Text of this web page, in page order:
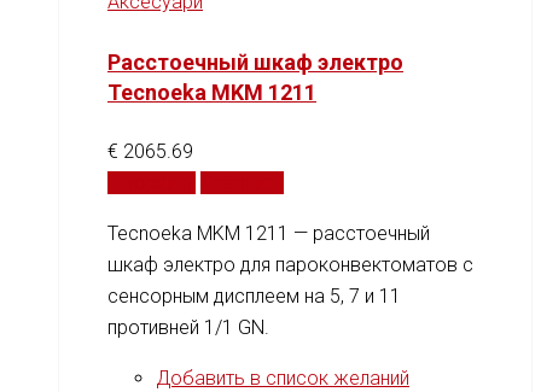
Расстоечный шкаф электро
Tecnoeka MKM 1211
€ 2065.69
Tecnoeka MKM 1211 — расстоечный
шкаф электро для пароконвектоматов с
сенсорным дисплеем на 5, 7 и 11
противней 1/1 GN.
Добавить в список желаний